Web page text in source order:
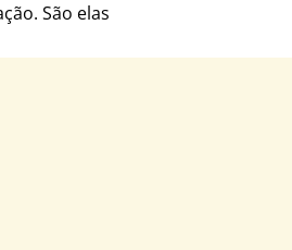
São elas